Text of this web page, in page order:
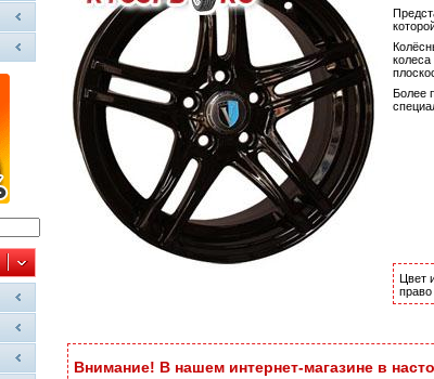
Более
Цвет
право
Внимание! В нашем интернет-магазине в